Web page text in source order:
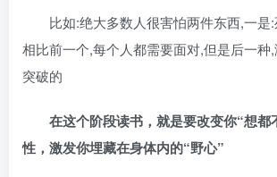
比如:绝大多数人很害怕两件东西,一是
相比前一个,每个人都需要面对,但是后一种
突破的
在这个阶段读书，就是要改变你“想都
性，激发你埋藏在身体内的“野心”